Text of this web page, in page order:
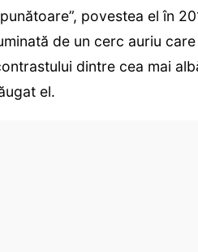
povestea el în
de un cerc auriu
dintre cea mai
el.